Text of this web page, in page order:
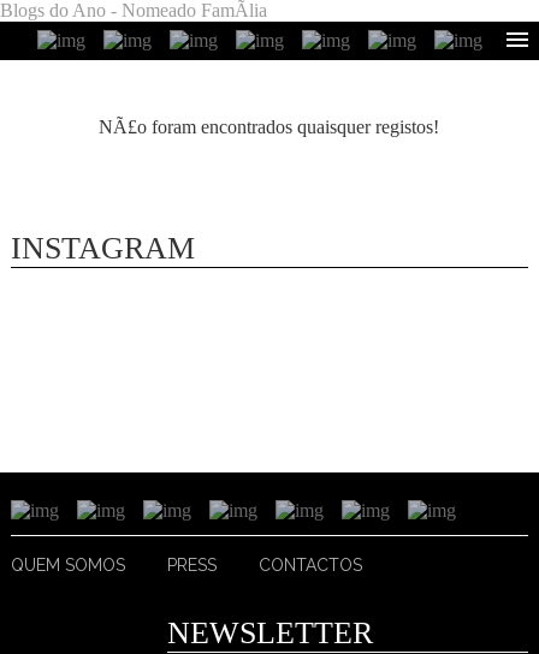
Blogs do Ano - Nomeado FamÃ­lia
NÃ£o foram encontrados quaisquer registos!
INSTAGRAM
QUEM SOMOS PRESS CONTACTOS
NEWSLETTER